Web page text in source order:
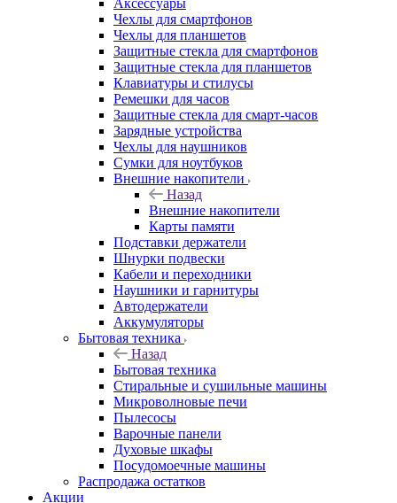
Аксессуары
Чехлы для смартфонов
Чехлы для планшетов
Защитные стекла для смартфонов
Защитные стекла для планшетов
Клавиатуры и стилусы
Ремешки для часов
Защитные стекла для смарт-часов
Зарядные устройства
Чехлы для наушников
Сумки для ноутбуков
Внешние накопители
Назад
Внешние накопители
Карты памяти
Подставки держатели
Шнурки подвески
Кабели и переходники
Наушники и гарнитуры
Автодержатели
Аккумуляторы
Бытовая техника
Назад
Бытовая техника
Стиральные и сушильные машины
Микроволновые печи
Пылесосы
Варочные панели
Духовые шкафы
Посудомоечные машины
Распродажа остатков
Акции